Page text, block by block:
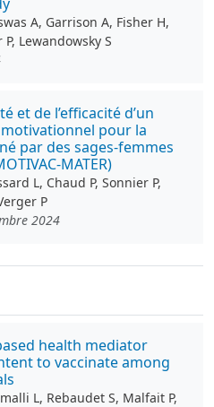
A, Garrison A, Fisher H,
Lewandowsky S
et de l’efficacité d’un
pour la
par des sages-femmes
MATER)
L, Chaud P, Sonnier P,
P
2024
health mediator
to vaccinate among
L, Rebaudet S, Malfait P,